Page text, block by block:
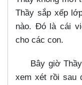
Thầy sắp xếp
nào. Đó là cái
cho các con.
Bây giờ
xem xét rồi sau